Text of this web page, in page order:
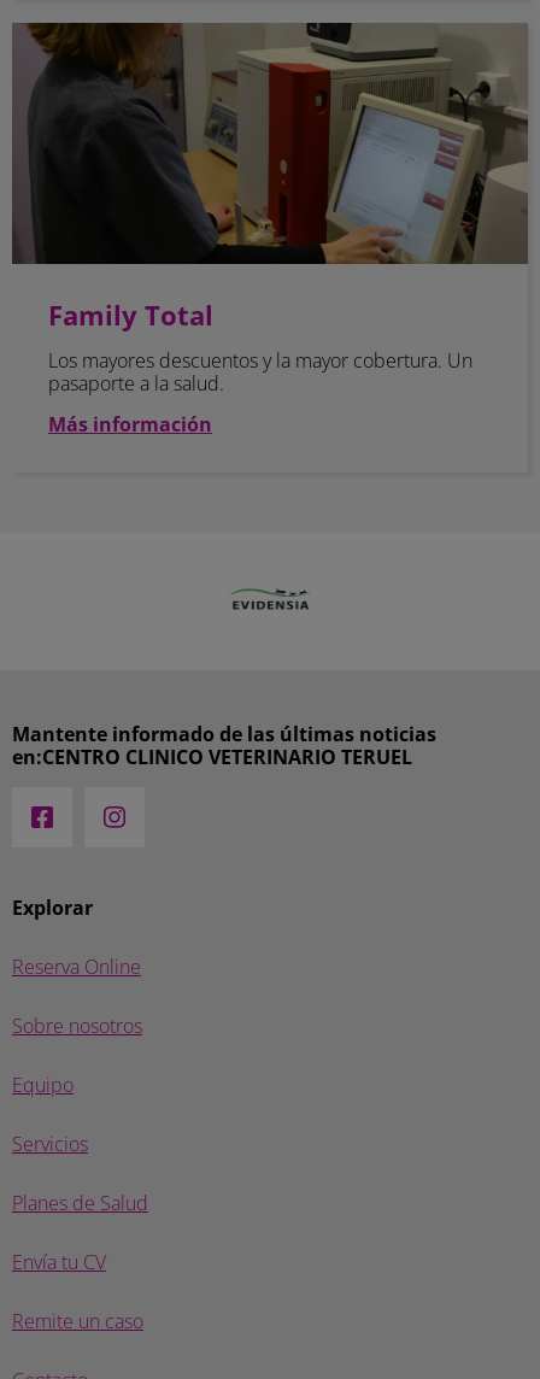
Family Total
Family Total
Los mayores descuentos y la mayor cobertura. Un
pasaporte a la salud.
Más información
Explorar
Reserva Online
Sobre nosotros
Equipo
Servicios
Planes de Salud
Envía tu CV
Remite un caso
Mantente informado de las últimas noticias
en:CENTRO CLINICO VETERINARIO TERUEL